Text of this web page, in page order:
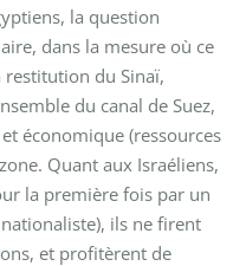
la question
dans la mesure où ce
restitution du Sinaï,
du canal de Suez,
économique (ressources
Quant aux Israéliens,
la première fois par un
ils ne firent
et profitèrent de